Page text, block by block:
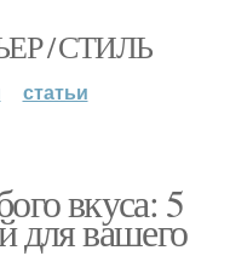
/ СТИЛЬ
статьи
вкуса: 5
для вашего